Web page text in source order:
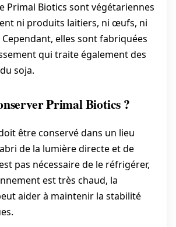
Primal Biotics sont végétariennes
ni produits laitiers, ni œufs, ni
elles sont fabriquées
qui traite également des
soja.
Primal Biotics ?
être conservé dans un lieu
de la lumière directe et de
pas nécessaire de le réfrigérer,
est très chaud, la
aider à maintenir la stabilité